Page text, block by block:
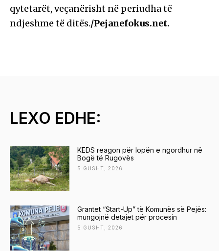
qytetarët, veçanërisht në periudha të
ndjeshme të ditës./Pejanefokus.net.
LEXO EDHE:
KEDS reagon për lopën e ngordhur në
Bogë të Rugovës
5 GUSHT, 2026
Grantet “Start-Up” të Komunës së Pejës:
mungojnë detajet për procesin
5 GUSHT, 2026